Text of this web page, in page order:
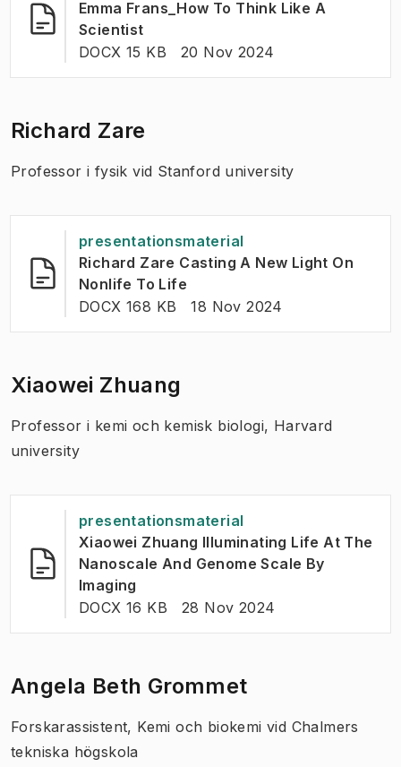
Emma Frans_How To Think Like A
Scientist(
FILTYP::
DOCX 15 KB Senast ändrad
20 Nov 2024
Richard Zare
Professor i fysik vid Stanford university
presentationsmaterial
Richard Zare Casting A New Light On
Nonlife To Life
FILTYP::
DOCX 168 KB Senast ändrad
18 Nov 2024
Xiaowei Zhuang
Professor i kemi och kemisk biologi, Harvard
university
presentationsmaterial
Xiaowei Zhuang Illuminating Life At The
Nanoscale And Genome Scale By
Imaging
FILTYP::
DOCX 16 KB Senast ändrad
28 Nov 2024
Angela Beth Grommet
Forskarassistent, Kemi och biokemi vid Chalmers
tekniska högskola